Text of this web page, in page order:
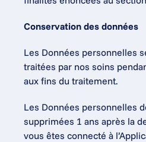
Conservation des données
Les Données personnelles
traitées par nos soins
aux fins du traitement.
Les Données personnelles
supprimées 1 ans après la
vous êtes connecté à